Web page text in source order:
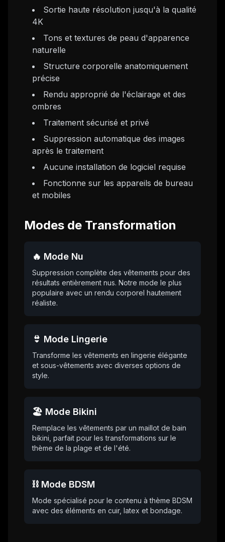
Sortie haute résolution jusqu'à la qualité
4K
Tons et textures de peau d'apparence
naturelle
Structure corporelle anatomiquement
précise
Rendu approprié de l'éclairage et des
ombres
Traitement sécurisé et privé
Suppression automatique des images
après le traitement
Aucune installation de logiciel requise
Fonctionne sur les appareils de bureau
et mobiles
Modes de Transformation
🔥 Mode Nu
Suppression complète des vêtements pour des
résultats entièrement nus. Notre mode le plus
populaire avec un rendu corporel hautement
réaliste.
👙 Mode Lingerie
Transforme les vêtements en lingerie élégante
et sous-vêtements avec diverses options de
style.
🏖️ Mode Bikini
Remplace les vêtements par un maillot de bain
bikini, parfait pour les transformations sur le
thème de la plage et de l'été.
⛓️ Mode BDSM
Mode spécialisé pour le contenu à thème BDSM
avec des éléments en cuir, latex et bondage.